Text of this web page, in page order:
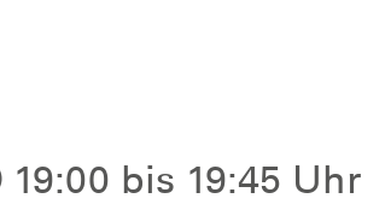
19:00 bis 19:45 Uhr